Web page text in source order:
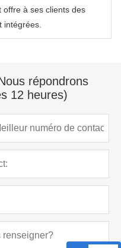
offre à ses clients des
intégrées.
répondrons
12 heures)